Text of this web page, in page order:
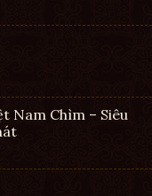
Nam Chìm – Siêu